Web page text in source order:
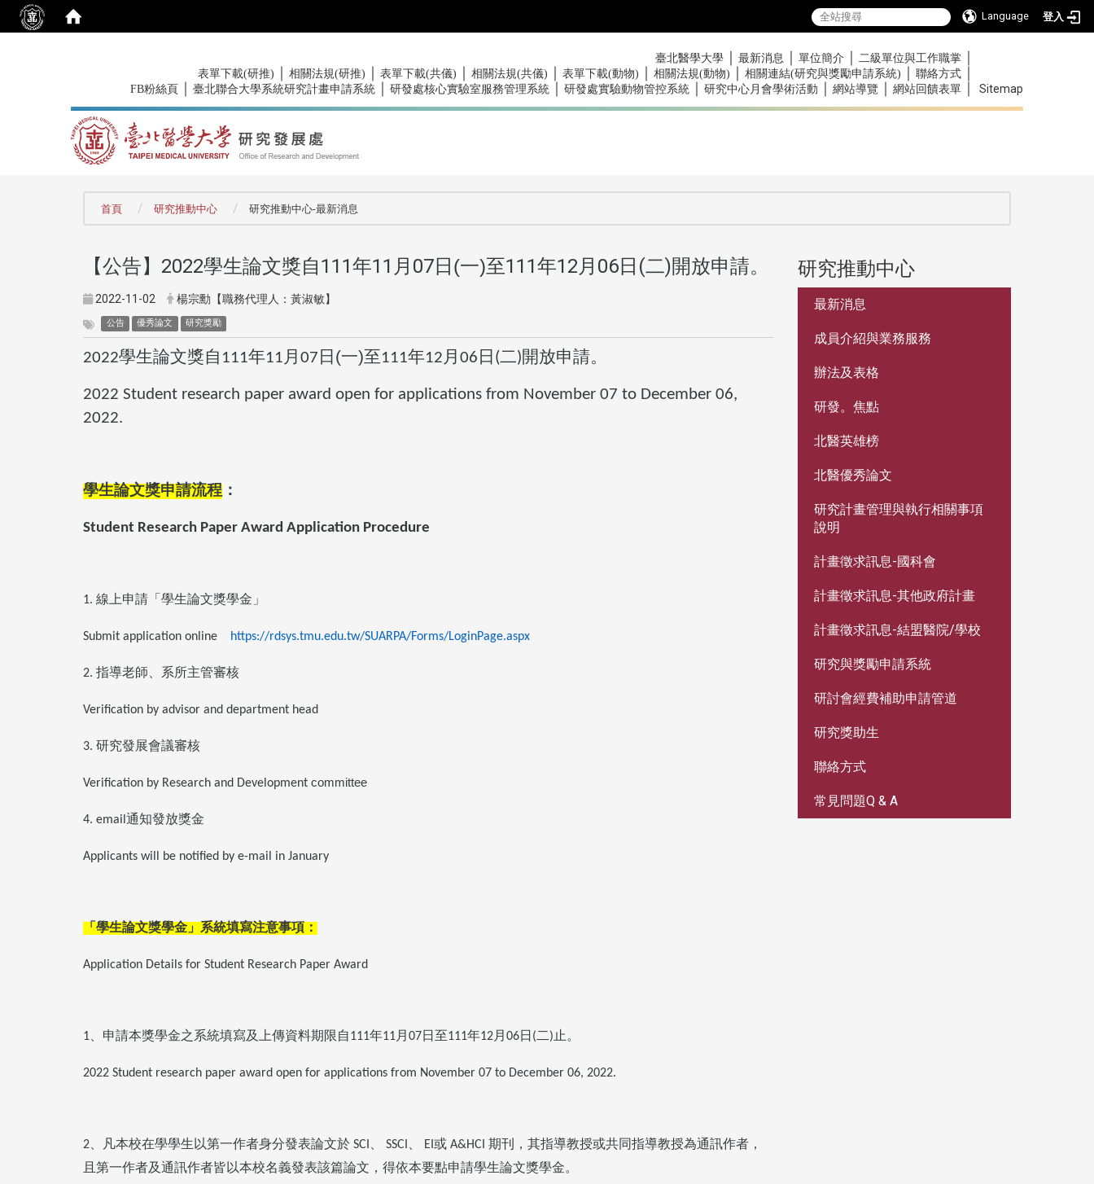
Language 登入
臺北醫學大學 最新消息 單位簡介 二級單位與工作職掌
表單下載(研推) 相關法規(研推) 表單下載(共儀) 相關法規(共儀) 表單下載(動物) 相關法規(動物) 相關連結(研究與獎勵申請系統) 聯絡方式
FB粉絲頁 臺北聯合大學系統研究計畫申請系統 研發處核心實驗室服務管理系統 研發處實驗動物管控系統 研究中心月會學術活動 網站導覽 網站回饋表單 Sitemap
首頁 研究推動中心 研究推動中心-最新消息
【公告】2022學生論文獎自111年11 月 07日(一)至111年12 月 06日 (二)開放申請。
2022-11-02 楊宗勳【職務代理人：黃淑敏】
公告 優秀論文 研究獎勵
2022學生論文獎自 111年11 月 07 日(一)至111年12 月 06 日 (二)開放申請。
2022 Student research paper award open for applications from November 07 to December 06,
2022.
學生論文獎申請流程 ：
Student Research Paper Award Application Procedure
1. 線上申請「學生論文獎學金」
Submit application online https://rdsys.tmu.edu.tw/SUARPA/Forms/LoginPage.aspx
2. 指導老師、系所主管審核
Verification by advisor and department head
3. 研究發展會議審核
Verification by Research and Development committee
4. email 通知發放獎金
Applicants will be notified by e-mail in January
「學生論文獎學金」系統填寫注意事項：
Application Details for Student Research Paper Award
1 、申請本獎學金之系統填寫及上傳資料期限自111年11月 07日至111年12月 06日 (二) 止。
2022 Student research paper award open for applications from November 07 to December 06, 2022.
2 、凡本校在學學生以第一作者身分發表論文於 SCI SSCI EI 或 A&HCI 期刊，其指導教授或共同指導教授為通訊作者，
且第一作者及通訊作者皆以本校名義發表該篇論文，得依本要點申請學生論文獎學金。
研究推動中心
最新消息
成員介紹與業務服務
辦法及表格
研發。焦點
北醫英雄榜
北醫優秀論文
研究計畫管理與執行相關事項
說明
計畫徵求訊息-國科會
計畫徵求訊息-其他政府計畫
計畫徵求訊息-結盟醫院/學校
研究與獎勵申請系統
研討會經費補助申請管道
研究獎助生
聯絡方式
常見問題Q & A